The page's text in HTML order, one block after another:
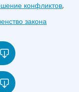
конфликтов,
закона